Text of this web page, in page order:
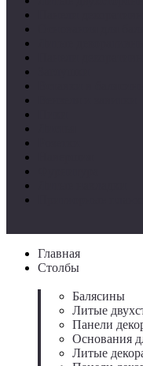
Главная
Столбы
Балясины
Литые
Панели
Основания
Литые